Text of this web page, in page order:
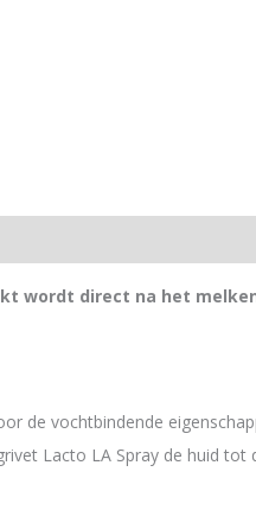
wordt direct na het
de vochtbindende
Lacto LA Spray de huid tot